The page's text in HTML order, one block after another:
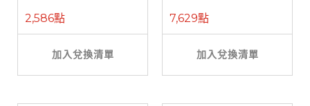
2,586點
加入兌換清單
7,629點
加入兌換清單